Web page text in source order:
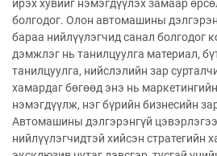
ирэх хувийг нэмэгдүүлэх замаар
болгодог. Олон автомашины
бараа нийлүүлэгчид санал болгодог
дэмжлэг нь танилцуулга материал,
танилцуулга, нийслэлийн зар
хамардаг бөгөөд энэ нь
нэмэгдүүлж, нэг бүрийн бизнесийн
Автомашины дэлгэрэнгүй
нийлүүлэгчидтэй хийсэн стратегийн